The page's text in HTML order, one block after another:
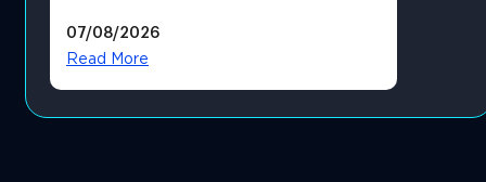
โดยตรง
07/08/2026
Read More